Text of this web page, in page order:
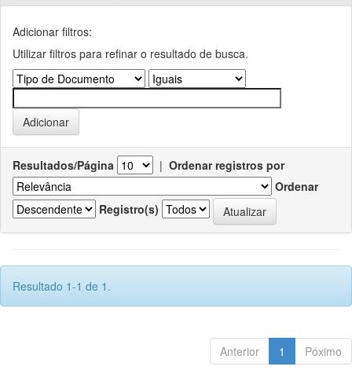
Adicionar filtros:
Utilizar filtros para refinar o resultado de busca.
Resultados/Página | Ordenar registros por
Ordenar
Registro(s)
Resultado 1-1 de 1.
Anterior 1 Póximo